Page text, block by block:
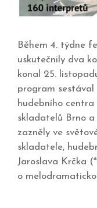
Během 4. týdne
uskutečnily dva
konal 25.
program sestával
hudebního centra
skladatelů Brno a
zazněly ve
skladatele,
Jaroslava Krčka
o